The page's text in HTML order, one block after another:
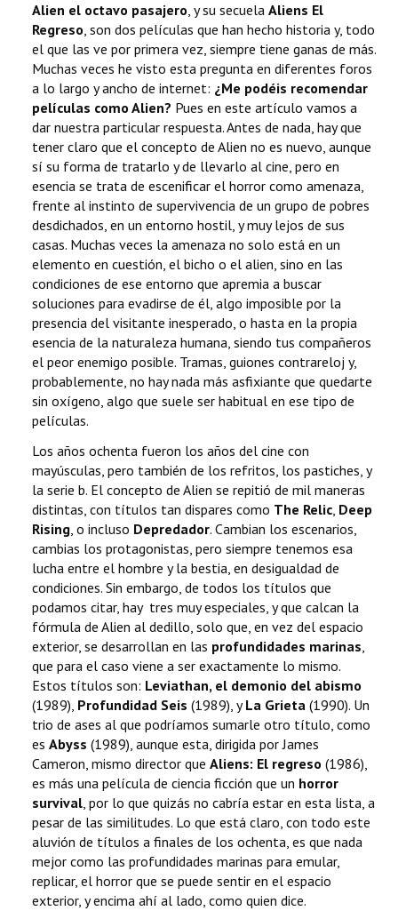
Alien el octavo pasajero, y su secuela Aliens El
Regreso, son dos películas que han hecho historia y, todo
el que las ve por primera vez, siempre tiene ganas de más.
Muchas veces he visto esta pregunta en diferentes foros
a lo largo y ancho de internet: ¿Me podéis recomendar
películas como Alien? Pues en este artículo vamos a
dar nuestra particular respuesta. Antes de nada, hay que
tener claro que el concepto de Alien no es nuevo, aunque
sí su forma de tratarlo y de llevarlo al cine, pero en
esencia se trata de escenificar el horror como amenaza,
frente al instinto de supervivencia de un grupo de pobres
desdichados, en un entorno hostil, y muy lejos de sus
casas. Muchas veces la amenaza no solo está en un
elemento en cuestión, el bicho o el alien, sino en las
condiciones de ese entorno que apremia a buscar
soluciones para evadirse de él, algo imposible por la
presencia del visitante inesperado, o hasta en la propia
esencia de la naturaleza humana, siendo tus compañeros
el peor enemigo posible. Tramas, guiones contrareloj y,
probablemente, no hay nada más asfixiante que quedarte
sin oxígeno, algo que suele ser habitual en ese tipo de
películas.
Los años ochenta fueron los años del cine con
mayúsculas, pero también de los refritos, los pastiches, y
la serie b. El concepto de Alien se repitió de mil maneras
distintas, con títulos tan dispares como The Relic, Deep
Rising, o incluso Depredador. Cambian los escenarios,
cambias los protagonistas, pero siempre tenemos esa
lucha entre el hombre y la bestia, en desigualdad de
condiciones. Sin embargo, de todos los títulos que
podamos citar, hay tres muy especiales, y que calcan la
fórmula de Alien al dedillo, solo que, en vez del espacio
exterior, se desarrollan en las profundidades marinas,
que para el caso viene a ser exactamente lo mismo.
Estos títulos son: Leviathan, el demonio del abismo
(1989), Profundidad Seis (1989), yLa Grieta (1990). Un
trio de ases al que podríamos sumarle otro título, como
es Abyss (1989), aunque esta, dirigida por James
Cameron, mismo director que Aliens: El regreso (1986),
es más una película de ciencia ficción que un horror
survival, por lo que quizás no cabría estar en esta lista, a
pesar de las similitudes. Lo que está claro, con todo este
aluvión de títulos a finales de los ochenta, es que nada
mejor como las profundidades marinas para emular,
replicar, el horror que se puede sentir en el espacio
exterior, y encima ahí al lado, como quien dice.